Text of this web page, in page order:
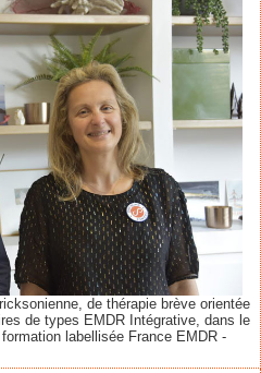
de thérapie brève orientée
de types EMDR Intégrative, dans le
labellisée France EMDR -